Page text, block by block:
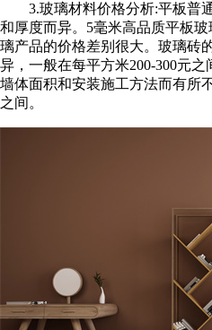
3.玻璃材料价格分析:平板普
和厚度而异。5毫米高品质平板
璃产品的价格差别很大。玻璃砖
异，一般在每平方米200-300元
墙体面积和安装施工方法而有所
之间。